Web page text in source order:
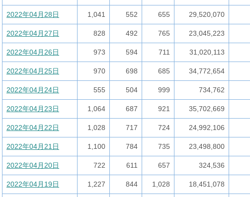
2022年04月28日 1,041 552 655 29,520,070
2022年04月27日 828 492 765 23,045,223
2022年04月26日 973 594 711 31,020,113
2022年04月25日 970 698 685 34,772,654
2022年04月24日 555 504 999 734,762
2022年04月23日 1,064 687 921 35,702,669
2022年04月22日 1,028 717 724 24,992,106
2022年04月21日 1,100 784 735 23,498,800
2022年04月20日 722 611 657 324,536
2022年04月19日 1,227 844 1,028 18,451,078